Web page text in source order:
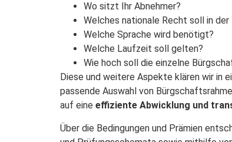
Wo sitzt Ihr Abnehmer?
Welches nationale Recht soll in
Welche Sprache wird benötigt?
Welche Laufzeit soll gelten?
Wie hoch soll die einzelne
Diese und weitere Aspekte klären wir in
passende Auswahl von
auf eine effiziente Abwicklung und
Über die Bedingungen und Prämien